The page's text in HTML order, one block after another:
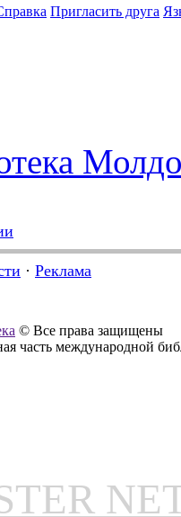
Пригласить друга
· Реклама
© Все права защищены
часть международной